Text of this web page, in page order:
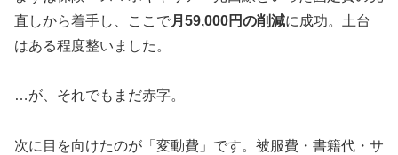
直しから着手し、ここで月59,000円の削減に成功。土台
はある程度整いました。
…が、それでもまだ赤字。
次に目を向けたのが「変動費」です。被服費・書籍代・サ